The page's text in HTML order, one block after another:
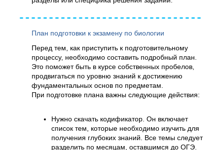
План подготовки к экзамену по биологии
Перед тем, как приступить к подготовительному
процессу, необходимо составить подробный план.
Это поможет быть в курсе собственных пробелов,
продвигаться по уровню знаний к достижению
фундаментальных основ по предметам.
При подготовке плана важны следующие действия:
Нужно скачать кодификатор. Он включает
список тем, которые необходимо изучить для
получения глубоких знаний. Все темы следует
разделить по месяцам, оставшимся до ОГЭ.